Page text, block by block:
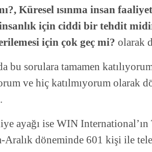
Küresel ısınma insan
insanlık için ciddi bir tehdit
için çok geç mi? olarak
bu sorulara tamamen
ve hiç katılmıyorum olarak
ayağı ise WIN
Aralık döneminde 601 kişi ile